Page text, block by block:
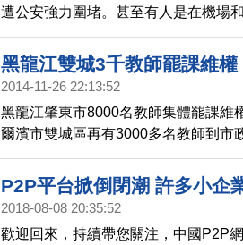
遭公安強力圍堵。甚至有人是在機場
經引發國際媒體關注，有外媒就報導
姓對金融監管機構的群體性憤怒，所
黑龍江雙城3千教師罷課維權
2014-11-26 22:13:52
黑龍江肇東市8000名教師集體罷課維
爾濱市雙城區再有3000多名教師到市
薪，以及退還他們繳納了10年的養老
捕。
P2P平台掀倒閉潮 許多小企
2018-08-08 20:35:52
歡迎回來，持續帶您關注，中國P2P